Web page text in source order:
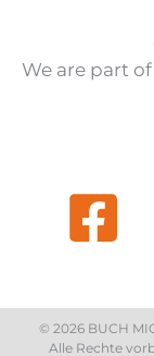
We are part
© 2026 BUCH
Alle Rechte